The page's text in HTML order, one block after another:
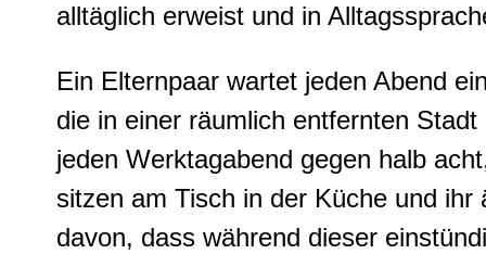
alltäglich erweist und in
Ein Elternpaar wartet jeden Abend
die in einer räumlich entfernten
jeden Werktagabend gegen halb
sitzen am Tisch in der Küche und
davon, dass während dieser